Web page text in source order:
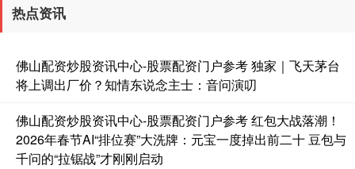
热点资讯
佛山配资炒股资讯中心-股票配资门户参考 独家｜飞天茅台
将上调出厂价？知情东说念主士：音问演叨
佛山配资炒股资讯中心-股票配资门户参考 红包大战落潮！
2026年春节AI“排位赛”大洗牌：元宝一度掉出前二十 豆包与
千问的“拉锯战”才刚刚启动